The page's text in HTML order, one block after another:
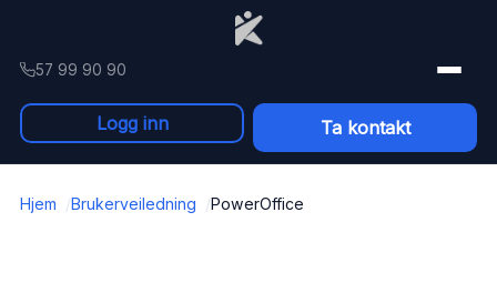
57 99 90 90
Logg inn Ta kontakt
Hjem Brukerveiledning PowerOffice